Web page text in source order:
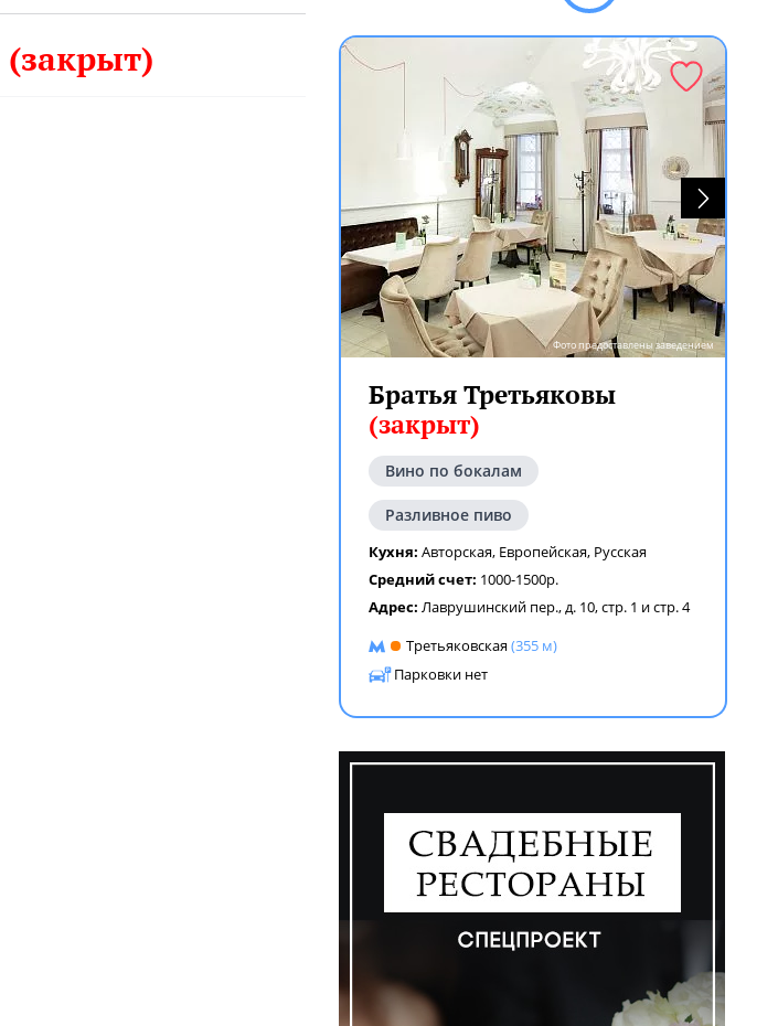
(закрыт)
Фото предоставлены заведением
Братья Третьяковы
(закрыт)
Вино по бокалам
Разливное пиво
Кухня: Авторская, Европейская, Русская
Средний счет: 1000-1500р.
Адрес: Лаврушинский пер., д. 10, стр. 1 и стр. 4
Третьяковская(355 м)
Парковки нет